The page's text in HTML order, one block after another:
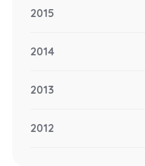
2015
2014
2013
2012